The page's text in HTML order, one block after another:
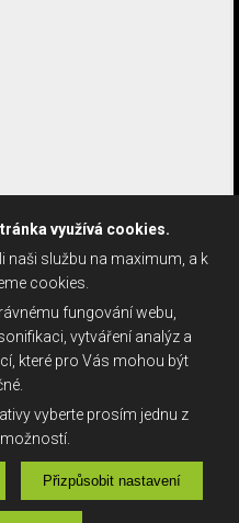
využívá cookies.
naši službu na maximum, a k
cookies.
fungování webu,
vytváření analýz a
které pro Vás mohou být
vyberte prosím jednu z
Přizpůsobit nastavení